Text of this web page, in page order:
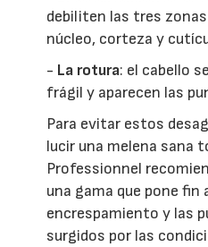
debiliten las tres
núcleo, corteza y
- La rotura: el cabello
frágil y aparecen las
Para evitar estos
lucir una melena sana
Professionnel
una gama que pone fin
encrespamiento y las
surgidos por las